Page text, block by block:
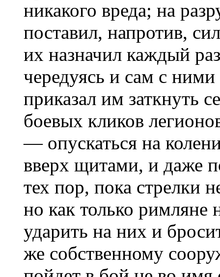
никакого вреда; на
поставил, напротив,
их назначил каждый
чередуясь и сам с
приказал им заткнуть
боевых кликов
— опускаться на
вверх щитами, и даже
тех пор, пока стрелки
но как только римляне
ударить на них и
же собственному